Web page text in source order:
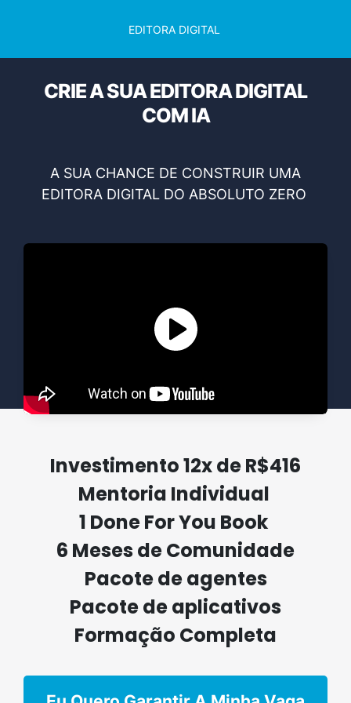
EDITORA DIGITAL
CRIE A SUA EDITORA DIGITAL
COM IA
A SUA CHANCE DE CONSTRUIR UMA
EDITORA DIGITAL DO ABSOLUTO ZERO
Investimento 12x de R$416
Mentoria Individual
1 Done For You Book
6 Meses de Comunidade
Pacote de agentes
Pacote de aplicativos
Formação Completa